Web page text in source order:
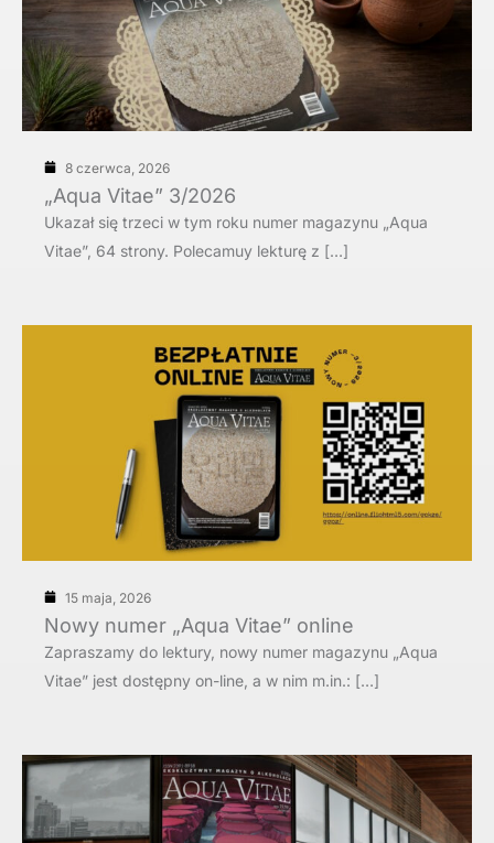
8 czerwca, 2026
„Aqua Vitae” 3/2026
Ukazał się trzeci w tym roku numer magazynu „Aqua
Vitae”, 64 strony. Polecamuy lekturę z […]
15 maja, 2026
Nowy numer „Aqua Vitae” online
Zapraszamy do lektury, nowy numer magazynu „Aqua
Vitae” jest dostępny on-line, a w nim m.in.: […]